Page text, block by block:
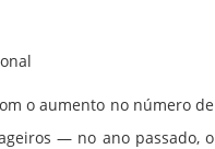
o aumento no número de
— no ano passado, o